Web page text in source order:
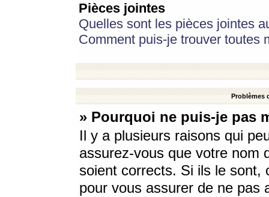
Pièces jointes
Quelles sont les pièces jointes
Comment puis-je trouver toutes
Problèmes
» Pourquoi ne puis-je pas
Il y a plusieurs raisons qui
assurez-vous que votre nom
soient corrects. Si ils le sont,
pour vous assurer de ne pas